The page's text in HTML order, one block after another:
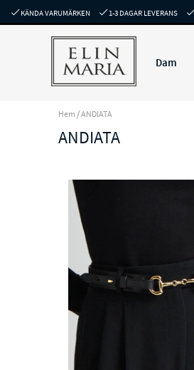
KÄNDA VARUMÄRKEN 1-3 DAGAR LEVERANS
Dam
Hem /ANDIATA
ANDIATA